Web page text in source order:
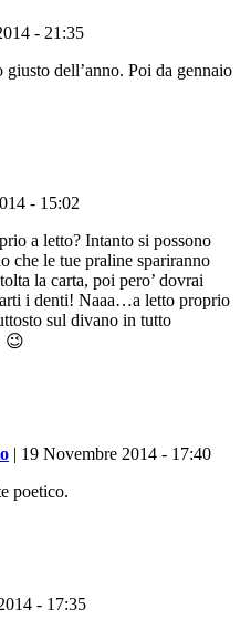
- 21:35
dell’anno. Poi da gennaio
- 15:02
a letto? Intanto si possono
che le tue praline spariranno
la carta, poi pero’ dovrai
i denti! Naaa…a letto proprio
sul divano in tutto
😉
| 19 Novembre 2014 - 17:40
poetico.
- 17:35